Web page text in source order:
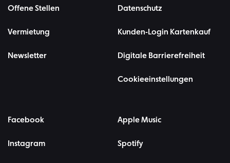
Offene Stellen
Vermietung
Newsletter
Datenschutz
Kunden-Login Kartenkauf
Digitale Barrierefreiheit
Cookieeinstellungen
Facebook
Instagram
Apple Music
Spotify